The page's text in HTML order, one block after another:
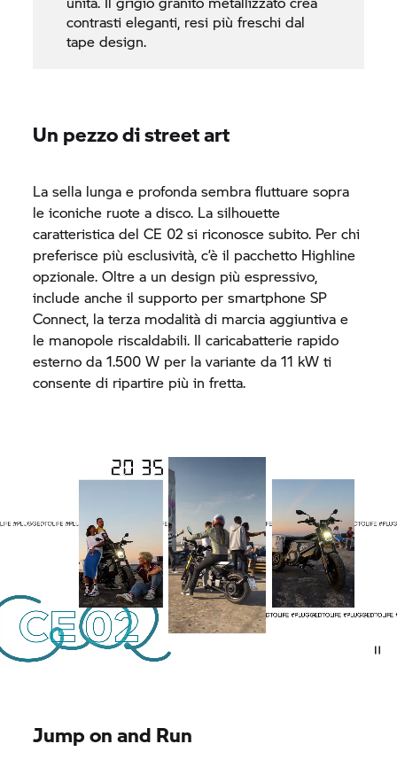
contrasti eleganti, resi più freschi dal
tape design.
Un pezzo di street art
La sella lunga e profonda sembra fluttuare sopra
le iconiche ruote a disco. La silhouette
caratteristica delCE 02 si riconosce subito. Per chi
preferisce più esclusività, c’è il pacchetto Highline
opzionale. Oltre a un design più espressivo,
include anche il supporto per smartphone SP
Connect, la terza modalità di marcia aggiuntiva e
le manopole riscaldabili. Il caricabatterie rapido
esterno da 1.500 W per la variante da 11 kW ti
consente di ripartire più in fretta.
Jump on and Run